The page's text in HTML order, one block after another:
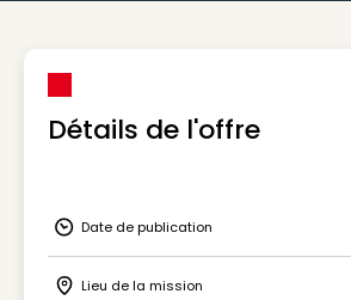
Détails de l'offre
Icon Date de publication
Date de publication
Lieu de la mission